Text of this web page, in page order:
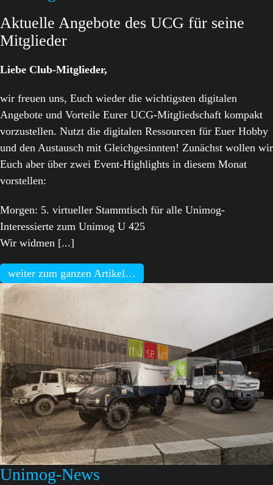
Aktuelle Angebote des UCG für seine
Mitglieder
Liebe Club-Mitglieder,
wir freuen uns, Euch wieder die wichtigsten digitalen
Angebote und Vorteile Eurer UCG-Mitgliedschaft kompakt
vorzustellen. Nutzt die digitalen Ressourcen für Euer Hobby
und den Austausch mit Gleichgesinnten! Zunächst wollen wir
Euch aber über zwei Event-Highlights in diesem Monat
vorstellen:
Morgen: 5. virtueller Stammtisch für alle Unimog-
Interessierte zum Unimog U 425
Wir widmen [...]
weiter zum ganzen Artikel…
Unimog-News